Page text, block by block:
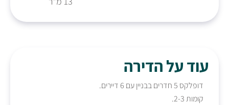
עוד על הדירה
דופלקס 5 חדרים בבניין עם 6 דיירים.
קומות 2-3.